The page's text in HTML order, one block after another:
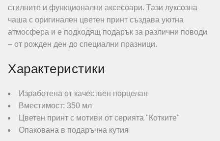
стилните и функционални аксесоари. Тази луксозна
чаша с оригинален цветен принт създава уютна
атмосфера и е подходящ подарък за различни поводи
– от рожден ден до специални празници.
Характеристики
Изработена от качествен порцелан
Вместимост: 350 мл
Цветен принт с мотиви от серията "Котките"
Опакована в подаръчна кутия